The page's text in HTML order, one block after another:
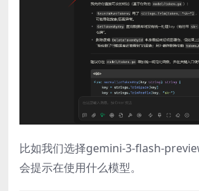
比如我们选择gemini-3-flash-
会提示在使用什么模型。